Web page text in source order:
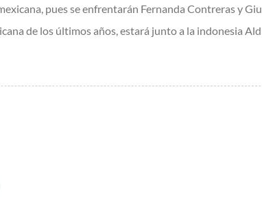
pues se enfrentarán Fernanda Contreras y
de los últimos años, estará junto a la indonesia